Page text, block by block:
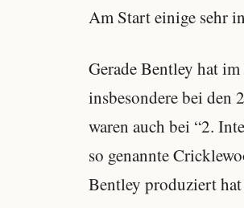
Am Start einige sehr
Gerade Bentley hat
insbesondere bei den
waren auch bei “2.
so genannte
Bentley produziert